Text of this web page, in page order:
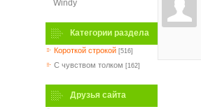
Windy
Категории раздела
Короткой строкой [516]
C чувством толком [162]
Друзья сайта